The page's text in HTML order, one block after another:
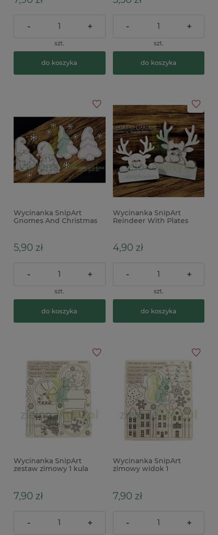
- +
szt.
do koszyka
- +
szt.
do koszyka
Wycinanka SnipArt
Gnomes And Christmas
5,90 zł
- +
szt.
do koszyka
Wycinanka SnipArt
Reindeer With Plates
4,90 zł
- +
szt.
do koszyka
Wycinanka SnipArt
zestaw zimowy 1 kula
7,90 zł
- +
Wycinanka SnipArt
zimowy widok 1
7,90 zł
- +